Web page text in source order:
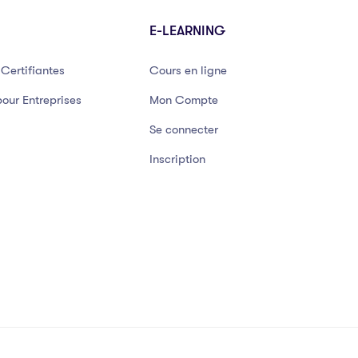
Entreprises
E-LEARNING
Cours en ligne
Mon Compte
Se connecter
Inscription